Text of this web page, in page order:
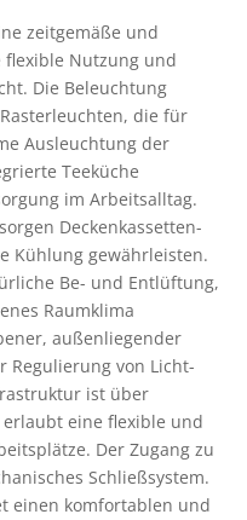
zeitgemäße und
Nutzung und
Die Beleuchtung
die für
Ausleuchtung der
Teeküche
im Arbeitsalltag.
Deckenkassetten-
Kühlung gewährleisten.
Be- und Entlüftung,
Raumklima
außenliegender
Regulierung von Licht-
ist über
eine flexible und
Der Zugang zu
Schließsystem.
einen komfortablen und